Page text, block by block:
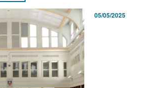
05/05/2025